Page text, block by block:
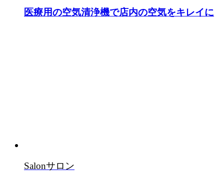
医療用の空気清浄機で店内の空気をキレイに
Salonサロン